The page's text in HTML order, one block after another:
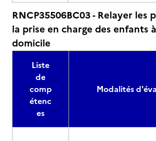
RNCP35506BC03 - Relayer les
la prise en charge des enfants
domicile
Liste
de
comp
étenc
es
Modalités